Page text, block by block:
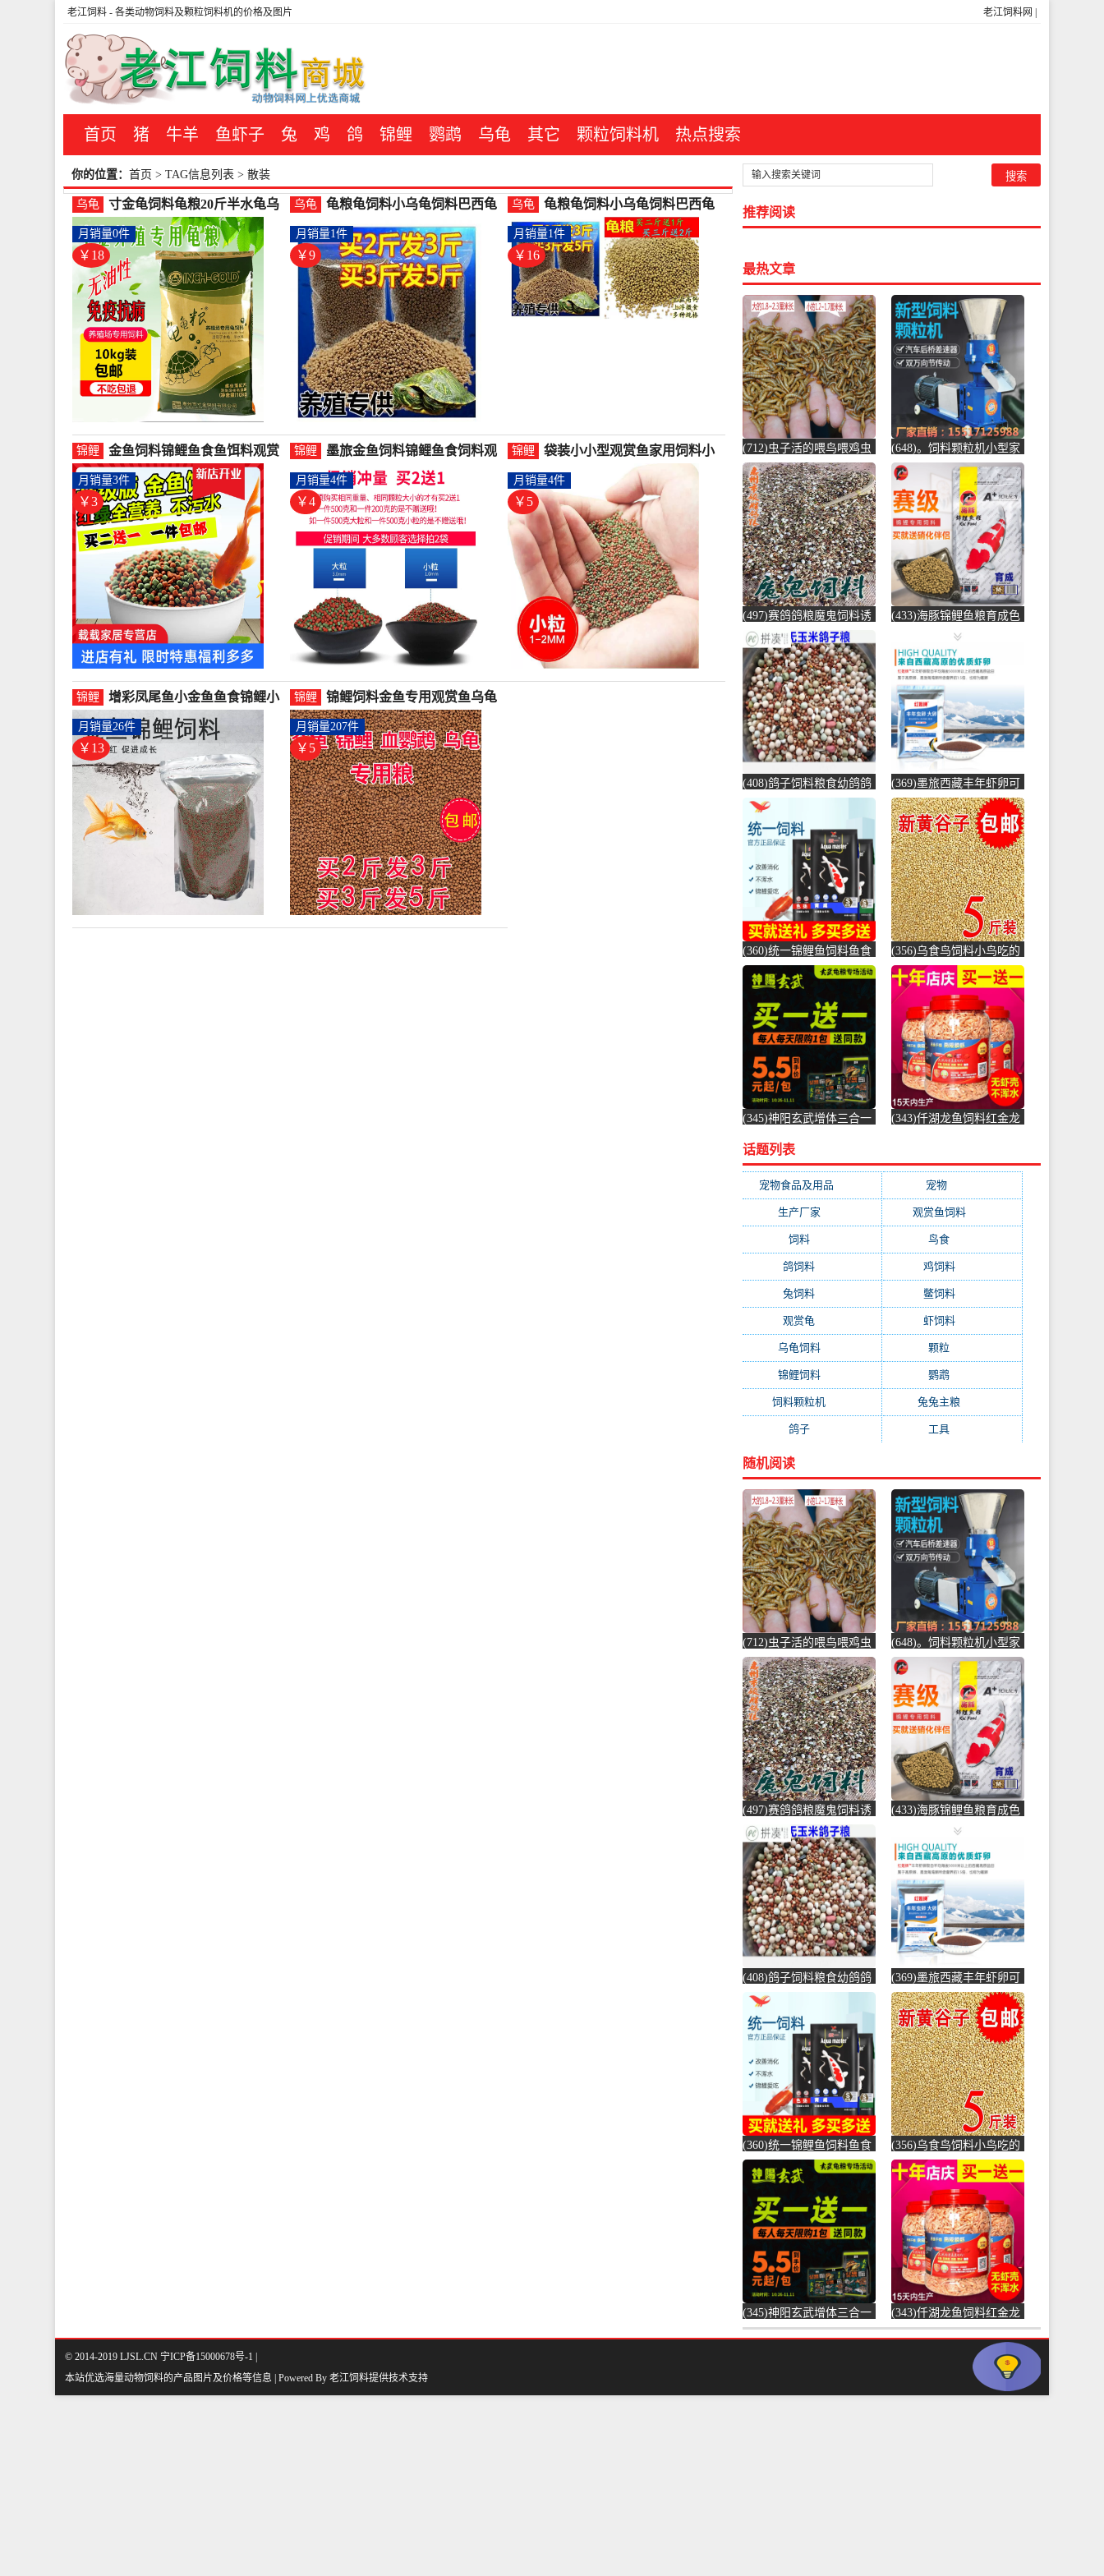
老江饲料网
老江饲料 - 各类动物饲料及颗粒饲料机的价格及图片
首页 猪 牛羊 鱼虾子 兔 鸡 鸽 锦鲤 鹦鹉 乌龟 其它 颗粒饲料机 热点搜索
你的位置： 首页 > TAG信息列表 > 散装
乌龟
寸金龟饲料龟粮20斤半水龟乌
龟石金钱巴西龟通用型草-乌龟
饲料(拼凑旗舰店仅售18.48元)
￥18
月销量0件
乌龟
龟粮龟饲料小乌龟饲料巴西龟
龟饲料(森庭旗舰店仅售8.71元)
￥9
月销量1件
乌龟
龟粮龟饲料小乌龟饲料巴西龟
鳄龟粮水龟粮食龟饲养草龟-乌
龟饲料(果登喜旗舰店仅售16
元)
￥16
月销量1件
锦鲤
金鱼饲料锦鲤鱼食鱼饵料观赏
鱼饲料冷水鱼粮袋装散装大-锦
鲤饲料(载载家居专营店仅售
2.88元)
￥3
月销量3件
锦鲤
墨旅金鱼饲料锦鲤鱼食饲料观
赏鱼鱼食鱼饵料冷水鱼粮袋-锦
鲤饲料(墨旅旗舰店仅售4元)
￥4
月销量4件
锦鲤
袋装小小型观赏鱼家用饲料小
粒锦鲤通用型冷水鱼粮颗粒-锦
鲤饲料(创亿焱五金专营店仅售
4.72元)
￥5
月销量4件
锦鲤
增彩凤尾鱼小金鱼鱼食锦鲤小
型鱼微粒通用型饲料小小颗-锦
鲤饲料(edx宠物用品旗舰店仅
售12.61元)
￥13
月销量26件
锦鲤
锦鲤饲料金鱼专用观赏鱼乌龟
饲料鱼料通用型淡水鱼食鱼-锦
鲤饲料(凯希慕旗舰店仅售5元)
￥5
月销量207件
推荐阅读
最热文章
(712)虫子活的喂鸟喂鸡虫
子小鸟吃的虫子黄粉虫大
麦虫宠物饲-鸡饲料(蕴橙
汇家居专营店仅售19.45
元)
(648)。饲料颗粒机小型家
用大型养殖汽车后桥电动
制粒玉米秸-饲料颗粒机
(圣莫丽斯旗舰店仅售
874.5元)
(497)赛鸽鸽粮魔鬼饲料诱
引归巢信鸽鸽粮训放用比
赛鸽高能量-鸽饲料(蓝朋
友旗舰店仅售43.2元)
(433)海豚锦鲤鱼粮育成色
扬增体锦鲤金鱼鱼食锦鲤
饲料颗粒增-锦鲤饲料(海
豚宠物用品专营店仅售
35.9元)
(408)鸽子饲料粮食幼鸽鸽
粮 10斤 鸽粮10斤 鸽食鸽
粮-鸽饲料(拼凑旗舰店仅
售35.34元)
(369)墨旅西藏丰年虾卵可
孵化大红新卵观赏鱼饲料
七彩神仙鱼-虾饲料(墨旅
旗舰店仅售17元)
(360)统一锦鲤鱼饲料鱼食
锦鲤鱼饲料黑统一金鱼鱼
食鱼粮鲤鱼-鱼饲料(大禹
宠物用品专营店仅售9.9
元)
(356)乌食鸟饲料小鸟吃的
食物麻雀鸟食小鹦鹉鸽子
颗粒201-鸽饲料(蕴橙汇家
居专营店仅售19.4元)
(345)神阳玄武增体三合一
理肠胃乌龟-饲料(神阳旗
舰店仅售68元)
(343)仟湖龙鱼饲料红金龙
旗舰店仅售32.9元)
话题列表
宠物食品及用品 宠物(1231)
生产厂家 观赏鱼饲料(358)
饲料(281) 鸟食
鸽饲料 鸡饲料(158)
兔饲料 鳖饲料(153)
观赏龟 虾饲料(146)
乌龟饲料(143) 颗粒
锦鲤饲料(132) 鹦鹉
饲料颗粒机 兔兔主粮
鸽子(108) 工具
随机阅读
(712)虫子活的喂鸟喂鸡虫
子小鸟吃的虫子黄粉虫大
麦虫宠物饲-鸡饲料(蕴橙
汇家居专营店仅售19.45
元)
(648)。饲料颗粒机小型家
用大型养殖汽车后桥电动
制粒玉米秸-饲料颗粒机
(圣莫丽斯旗舰店仅售
874.5元)
(497)赛鸽鸽粮魔鬼饲料诱
引归巢信鸽鸽粮训放用比
赛鸽高能量-鸽饲料(蓝朋
友旗舰店仅售43.2元)
(433)海豚锦鲤鱼粮育成色
扬增体锦鲤金鱼鱼食锦鲤
饲料颗粒增-锦鲤饲料(海
豚宠物用品专营店仅售
35.9元)
(408)鸽子饲料粮食幼鸽鸽
粮 10斤 鸽粮10斤 鸽食鸽
粮-鸽饲料(拼凑旗舰店仅
售35.34元)
(369)墨旅西藏丰年虾卵可
孵化大红新卵观赏鱼饲料
七彩神仙鱼-虾饲料(墨旅
旗舰店仅售17元)
(360)统一锦鲤鱼饲料鱼食
锦鲤鱼饲料黑统一金鱼鱼
食鱼粮鲤鱼-鱼饲料(大禹
宠物用品专营店仅售9.9
元)
(356)乌食鸟饲料小鸟吃的
食物麻雀鸟食小鹦鹉鸽子
颗粒201-鸽饲料(蕴橙汇家
居专营店仅售19.4元)
(345)神阳玄武增体三合一
龟粮水龟半水龟益生菌调
(343)仟湖龙鱼饲料红金龙
鱼饲料专用鱼食银龙鱼饲
料活体热带-虾饲料(毅邦
旗舰店仅售32.9元)
© 2014-2019 LJSL.CN 宁ICP备15000678号-1 |
本站优选海量动物饲料的产品图片及价格等信息 | Powered By 老江饲料提供技术支持